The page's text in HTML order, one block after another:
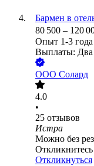
Бармен в
80 500 – 120
Опыт 1-3 года
Выплаты: Два
ООО Солард
4.0
•
25 отзывов
Истра
Можно без
Откликнуться